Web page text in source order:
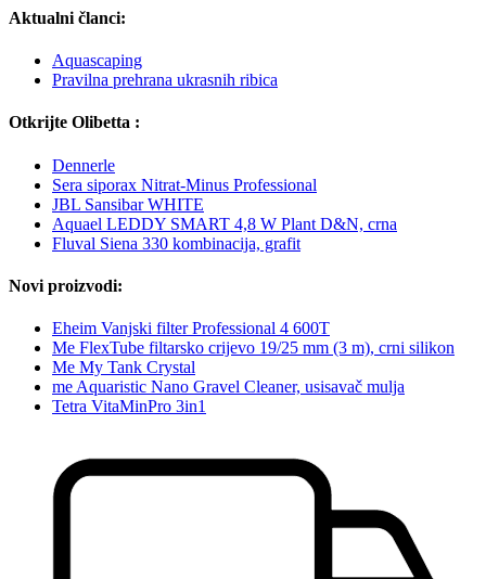
Aktualni članci:
Aquascaping
Pravilna prehrana ukrasnih ribica
Otkrijte Olibetta :
Dennerle
Sera siporax Nitrat-Minus Professional
JBL Sansibar WHITE
Aquael LEDDY SMART 4,8 W Plant D&N, crna
Fluval Siena 330 kombinacija, grafit
Novi proizvodi:
Eheim Vanjski filter Professional 4 600T
Me FlexTube filtarsko crijevo 19/25 mm (3 m), crni silikon
Me My Tank Crystal
me Aquaristic Nano Gravel Cleaner, usisavač mulja
Tetra VitaMinPro 3in1